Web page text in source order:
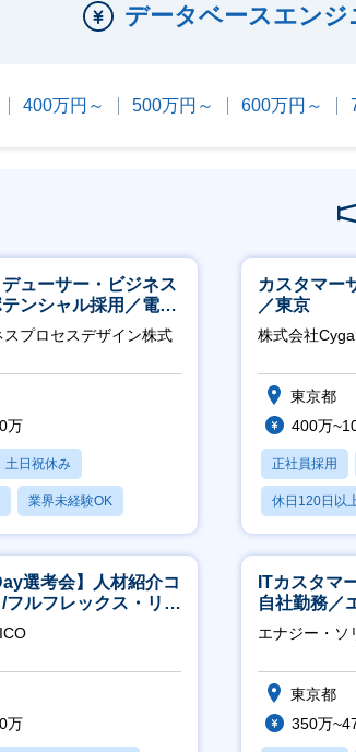
データベースエン
400万円～ 500万円～ 600万円～
ューサー・ビジネス
ンシャル採用／電
民間向けプロジェクト
プロセスデザイン株式
万
土日祝休み
業界未経験OK
カスタマー
／東京
株式会社
東京都
400万
正社員採用
休日120日以
月残業20時間
選考会】人材紹介コ
フルフレックス・リモ
年取得可
万
ITカスタマ
自社勤務／
につきます
エナジー・ソ
東京都
350万